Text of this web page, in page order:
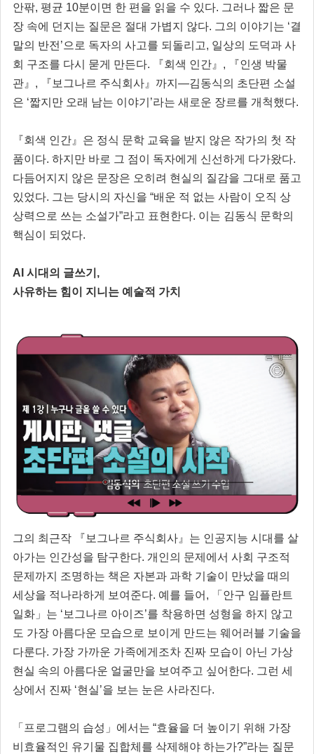
안팎, 평균 10분이면 한 편을 읽을 수 있다. 그러나 짧은 문
장 속에 던지는 질문은 절대 가볍지 않다. 그의 이야기는 ‘결
말의 반전’으로 독자의 사고를 되돌리고, 일상의 도덕과 사
회 구조를 다시 묻게 만든다. 『회색 인간』, 『인생 박물
관』, 『보그나르 주식회사』까지—김동식의 초단편 소설
은 ‘짧지만 오래 남는 이야기’라는 새로운 장르를 개척했다.
『회색 인간』은 정식 문학 교육을 받지 않은 작가의 첫 작
품이다. 하지만 바로 그 점이 독자에게 신선하게 다가왔다.
다듬어지지 않은 문장은 오히려 현실의 질감을 그대로 품고
있었다. 그는 당시의 자신을 “배운 적 없는 사람이 오직 상
상력으로 쓰는 소설가”라고 표현한다. 이는 김동식 문학의
핵심이 되었다.
AI 시대의 글쓰기,
사유하는 힘이 지니는 예술적 가치
그의 최근작 『보그나르 주식회사』는 인공지능 시대를 살
아가는 인간성을 탐구한다. 개인의 문제에서 사회 구조적
문제까지 조명하는 책은 자본과 과학 기술이 만났을 때의
세상을 적나라하게 보여준다. 예를 들어, 「안구 임플란트
일화」는 ‘보그나르 아이즈’를 착용하면 성형을 하지 않고
도 가장 아름다운 모습으로 보이게 만드는 웨어러블 기술을
다룬다. 가장 가까운 가족에게조차 진짜 모습이 아닌 가상
현실 속의 아름다운 얼굴만을 보여주고 싶어한다. 그런 세
상에서 진짜 ‘현실’을 보는 눈은 사라진다.
「프로그램의 습성」에서는 “효율을 더 높이기 위해 가장
비효율적인 유기물 집합체를 삭제해야 하는가?”라는 질문